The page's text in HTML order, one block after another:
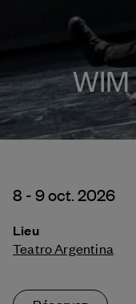
8 - 9 oct. 2026
Lieu
Teatro Argentina